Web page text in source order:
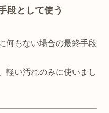
段として使う
何もない場合の最終手段
軽い汚れのみに使いまし